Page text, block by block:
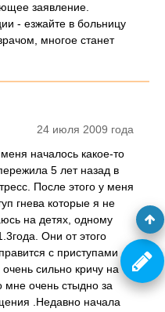
заявление.
- езжайте в больницу
многое станет
24 июля 2009 года
началось какое-то
5 лет назад в
После этого у меня
гнева которые я не
на детях, одному
Они от этого
с приступами
сильно кричу на
мне очень стыдно за
.Недавно начала